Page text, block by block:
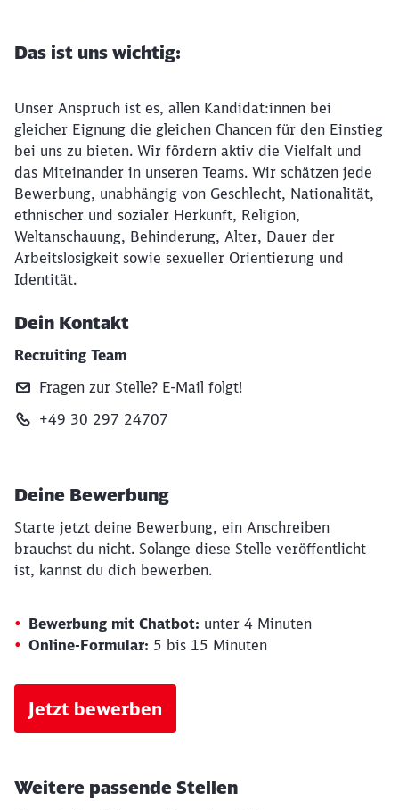
Das ist uns wichtig:
Unser Anspruch ist es, allen Kandidat:innen bei
gleicher Eignung die gleichen Chancen für den Einstieg
bei uns zu bieten. Wir fördern aktiv die Vielfalt und
das Miteinander in unseren Teams. Wir schätzen jede
Bewerbung, unabhängig von Geschlecht, Nationalität,
ethnischer und sozialer Herkunft, Religion,
Weltanschauung, Behinderung, Alter, Dauer der
Arbeitslosigkeit sowie sexueller Orientierung und
Identität.
Dein Kontakt
Recruiting Team
Fragen zur Stelle? E‑Mail folgt!
+49 30 297 24707
Deine Bewerbung
Starte jetzt deine Bewerbung, ein Anschreiben
brauchst du nicht. Solange diese Stelle veröffentlicht
ist, kannst du dich bewerben.
Bewerbung mit Chatbot: unter 4 Minuten
Online-Formular: 5 bis 15 Minuten
Jetzt bewerben
Weitere passende Stellen